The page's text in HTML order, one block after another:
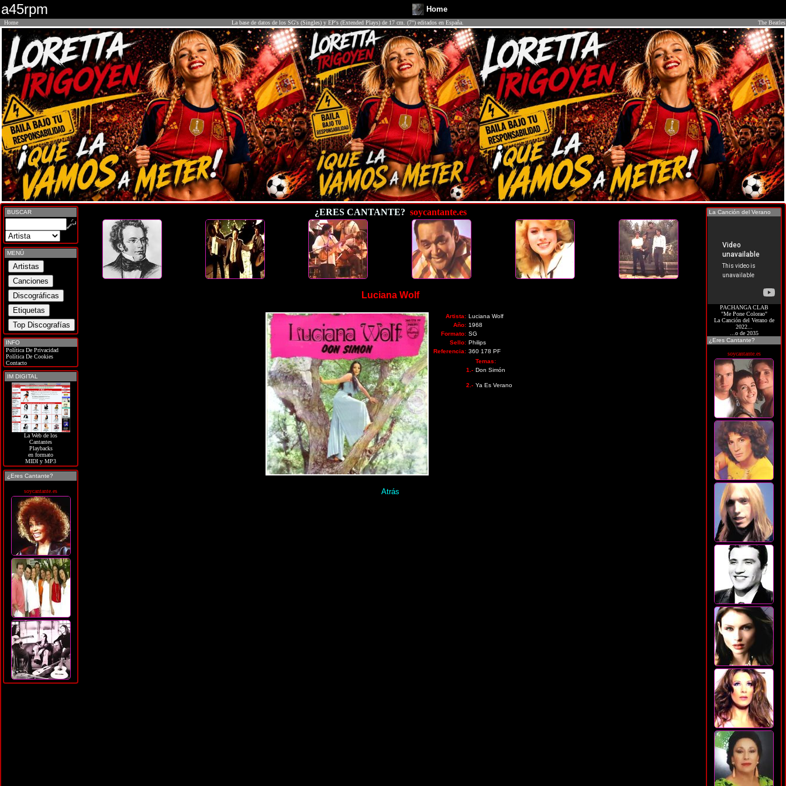
a45rpm Home
Home La base de datos de los SG's (Singles) y EP's (Extended Plays) de 17 cm. (7") editados en España. The Beatles
BUSCAR
MENÚ
INFO
Política De Privacidad
Política De Cookies
Contacto
IM DIGITAL
La Web de los
Cantantes
Playbacks
en formato
MIDI y MP3
¿Eres Cantante?
soycantante.es
¿ERES CANTANTE? soycantante.es
Luciana Wolf
Artista: Luciana Wolf
Año: 1968
Formato: SG
Sello: Philips
Referencia: 360 178 PF
Temas:
1.- Don Simón
2.- Ya Es Verano
Atrás
La Canción del Verano
PACHANGA CLAB
"Me Pone Colorao"
La Canción del Verano de
2022...
...o de 2035
¿Eres Cantante?
soycantante.es